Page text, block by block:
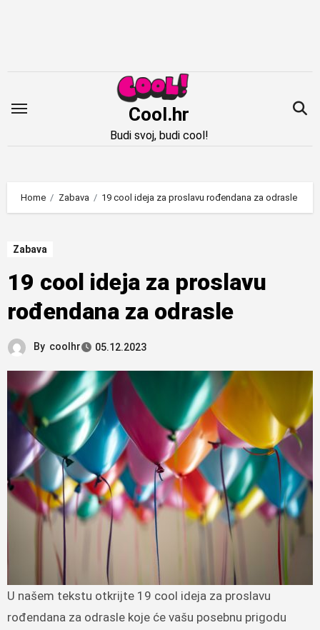
Cool.hr
Budi svoj, budi cool!
Home Zabava 19 cool ideja za proslavu rođendana za odrasle
Zabava
19 cool ideja za proslavu
rođendana za odrasle
By coolhr 05.12.2023
U našem tekstu otkrijte 19 cool ideja za proslavu
rođendana za odrasle koje će vašu posebnu prigodu